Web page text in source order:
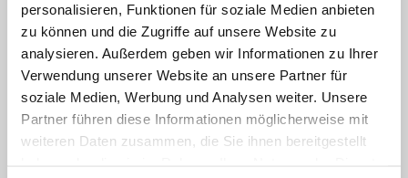
personalisieren, Funktionen für soziale Medien anbieten
zu können und die Zugriffe auf unsere Website zu
analysieren. Außerdem geben wir Informationen zu Ihrer
Verwendung unserer Website an unsere Partner für
soziale Medien, Werbung und Analysen weiter. Unsere
Partner führen diese Informationen möglicherweise mit
weiteren Daten zusammen, die Sie ihnen bereitgestellt
für die ethischen Probleme eines
entgrenzten Drohnenkriegs: "Theoretisch
kann ich mit den Drohnen die ganze Welt
zum Kriegsfeld machen", so Koch. Diese
"Logik der Totalisierung" gelte es nicht
noch weiter zu befeuern.